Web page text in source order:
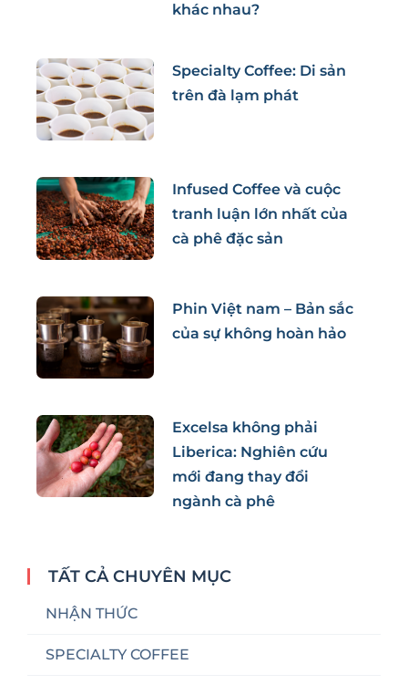
khác nhau?
Specialty Coffee: Di sản
trên đà lạm phát
Infused Coffee và cuộc
tranh luận lớn nhất của
cà phê đặc sản
Phin Việt nam – Bản sắc
của sự không hoàn hảo
Excelsa không phải
Liberica: Nghiên cứu
mới đang thay đổi
ngành cà phê
TẤT CẢ CHUYÊN MỤC
NHẬN THỨC
SPECIALTY COFFEE